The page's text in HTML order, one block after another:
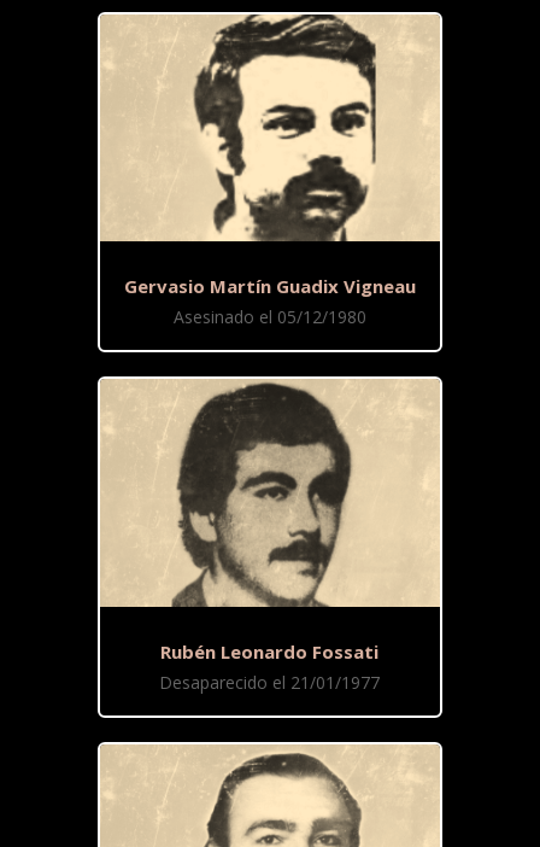
Gervasio Martín Guadix Vigneau
Asesinado el 05/12/1980
Rubén Leonardo Fossati
Desaparecido el 21/01/1977